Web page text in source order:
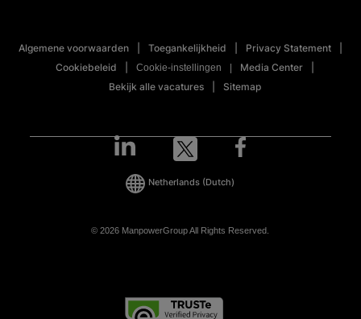
Algemene voorwaarden Toegankelijkheid
Privacy Statement
Cookiebeleid
Cookie-instellingen
Media Center
Bekijk alle vacatures
Sitemap
© 2026 ManpowerGroup All Rights Reserved.
Netherlands (Dutch)